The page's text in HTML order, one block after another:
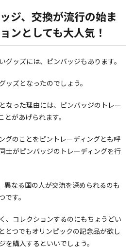
ジ、交換が流行の始ま
ンとしても大人気！
グッズには、ピンバッジもあります。
ッズとなったのでしょう。
なった理由には、ピンバッジのトレー
があげられます。
グのことをピントレーディングとも呼
士がピンバッジのトレーディングを行
異なる国の人が交流を深められるのも
す。
、コレクションするのにもちょうどい
とつでもオリンピックの記念品が欲し
を購入するといいでしょう。